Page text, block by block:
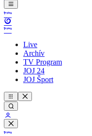
Live
Archív
TV Program
JOJ 24
JOJ Šport